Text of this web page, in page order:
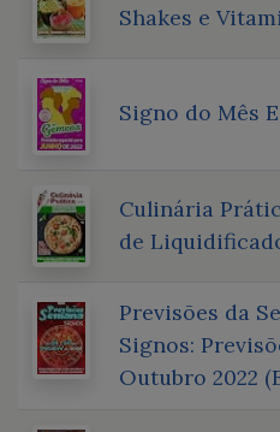
Shakes e
Signo do Mês
Culinária
de
Previsões da
Signos:
Outubro 2022